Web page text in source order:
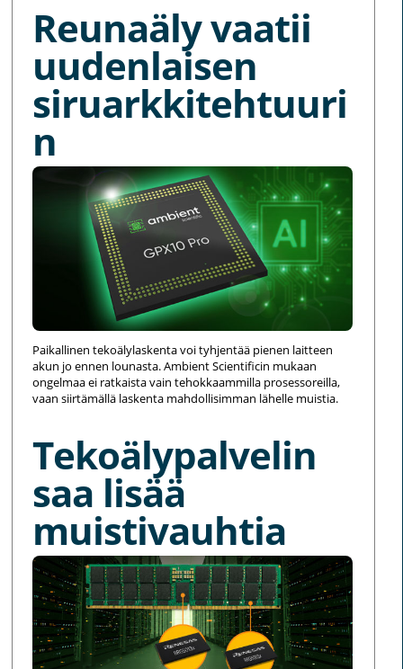
Reunaäly vaatii
uudenlaisen
siruarkkitehtuuri
n
Paikallinen tekoälylaskenta voi tyhjentää pienen laitteen
akun jo ennen lounasta. Ambient Scientificin mukaan
ongelmaa ei ratkaista vain tehokkaammilla prosessoreilla,
vaan siirtämällä laskenta mahdollisimman lähelle muistia.
Tekoälypalvelin
saa lisää
muistivauhtia